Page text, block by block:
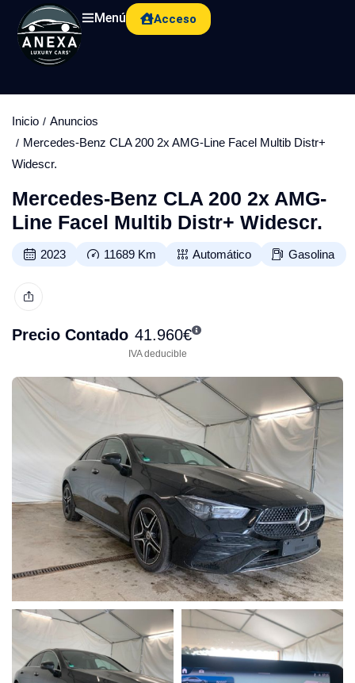
Menú Acceso
Inicio
Anuncios
Mercedes-Benz CLA 200 2x AMG-Line Facel Multib Distr+
Widescr.
Mercedes-Benz CLA 200 2x AMG-
Line Facel Multib Distr+ Widescr.
2023 11689 Km Automático Gasolina
Precio Contado 41.960€
IVA deducible